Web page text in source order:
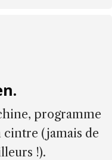
programme
cintre (jamais de
!).